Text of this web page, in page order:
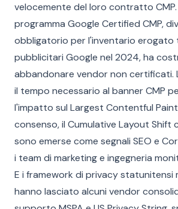
velocemente del loro contratto
programma Google Certified CMP,
obbligatorio per l'inventario
pubblicitari Google nel 2024, ha
abbandonare vendor non certificati.
il tempo necessario al banner CMP
l'impatto sul Largest Contentful
consenso, il Cumulative Layout
sono emerse come segnali SEO e
i team di marketing e ingegneria
E i framework di privacy
hanno lasciato alcuni vendor